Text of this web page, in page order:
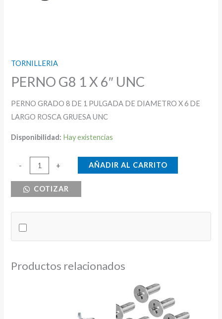
TORNILLERIA
PERNO G8 1 X 6″ UNC
PERNO GRADO 8 DE 1 PULGADA DE DIAMETRO X 6 DE
LARGO ROSCA GRUESA UNC
Disponibilidad: Hay existencias
-
UNC
cantidad
+ AÑADIR AL CARRITO
COTIZAR
Productos relacionados